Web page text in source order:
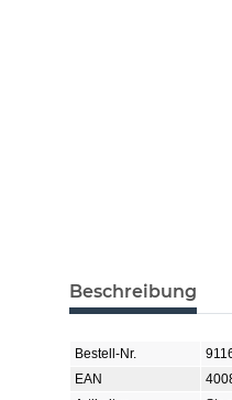
Beschreibung
Bestell-Nr.
EAN